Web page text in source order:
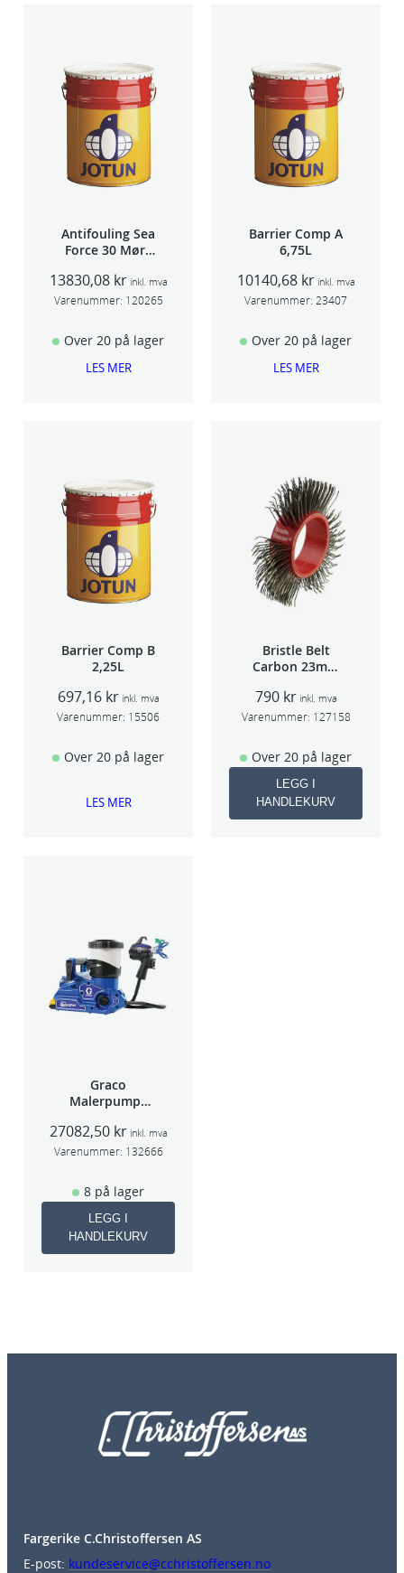
Antifouling Sea
Force 30 Mørk
13830,08 kr inkl. mva
Varenummer: 120265
Over 20 på lager
LES MER
Barrier Comp A
6,75L
10140,68 kr inkl. mva
Varenummer: 23407
Over 20 på lager
LES MER
Barrier Comp B
2,25L
697,16 kr inkl. mva
Varenummer: 15506
Over 20 på lager
LES MER
Bristle Belt
Carbon 23mm
790 kr inkl. mva
Varenummer: 127158
Over 20 på lager
LEGG I
HANDLEKURV
Graco
Malerpumpe
GS20B476
27082,50 kr inkl. mva
Varenummer: 132666
8 på lager
LEGG I
HANDLEKURV
Fargerike C.Christoffersen AS
E-post: kundeservice@cchristoffersen.no